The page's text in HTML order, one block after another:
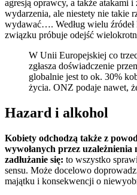
agresją oprawcy, a także atakami
wydarzenia, ale niestety nie takie
wydawać…. Według wielu źródeł
związku próbuje odejść
W Unii Europejskiej co
zgłasza doświadczenie
globalnie jest to ok. 30%
życia. ONZ podaje nawet,
Hazard i alkohol
Kobiety odchodzą także z
wywołanych przez uzależnienia
zadłużanie się: to wszystko
sensu. Może docelowo
majątku i konsekwencji o